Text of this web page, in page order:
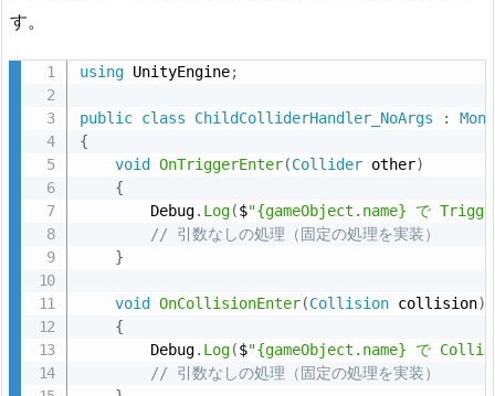
-
数
な
装
す。
using UnityEngine;
public class ChildColliderHandler_NoArgs :
{
void
OnTriggerEnter(Collider other)
{
        Debug
. Log($"{gameObject.name} で
// 引数なしの処理（固定の処理を実装）
}
void OnCollisionEnter(Collision collision)
{
        Debug
. Log($"{gameObject.name} で
// 引数なしの処理（固定の処理を実装）